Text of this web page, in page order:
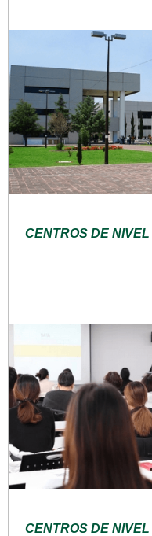
CENTROS DE
CENTROS DE